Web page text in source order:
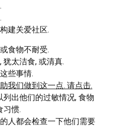
建关爱社区.
食物不耐受.
犹太洁食, 或清真.
些事情.
我们做到这一点. 请点击.
列出他们的过敏情况, 食物
习惯.
人都会检查一下他们需要